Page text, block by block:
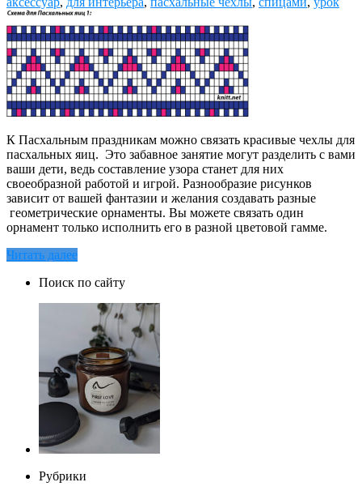
К Пасхальным праздникам можно связать красивые чехлы для
пасхальных яиц. Это забавное занятие могут разделить с вами
ваши дети, ведь составление узора станет для них
своеобразной работой и игрой. Разнообразие рисунков
зависит от вашей фантазии и желания создавать разные
геометрические орнаменты. Вы можете связать один
орнамент только исполнить его в разной цветовой гамме.
Читать далее
Поиск по сайту
Рубрики